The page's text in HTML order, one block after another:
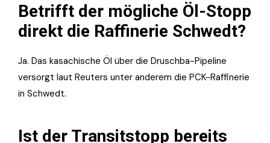
Betrifft der mögliche Öl-Stopp
direkt die Raffinerie Schwedt?
Ja. Das kasachische Öl über die Druschba-Pipeline
versorgt laut Reuters unter anderem die PCK-Raffinerie
in Schwedt.
Ist der Transitstopp bereits